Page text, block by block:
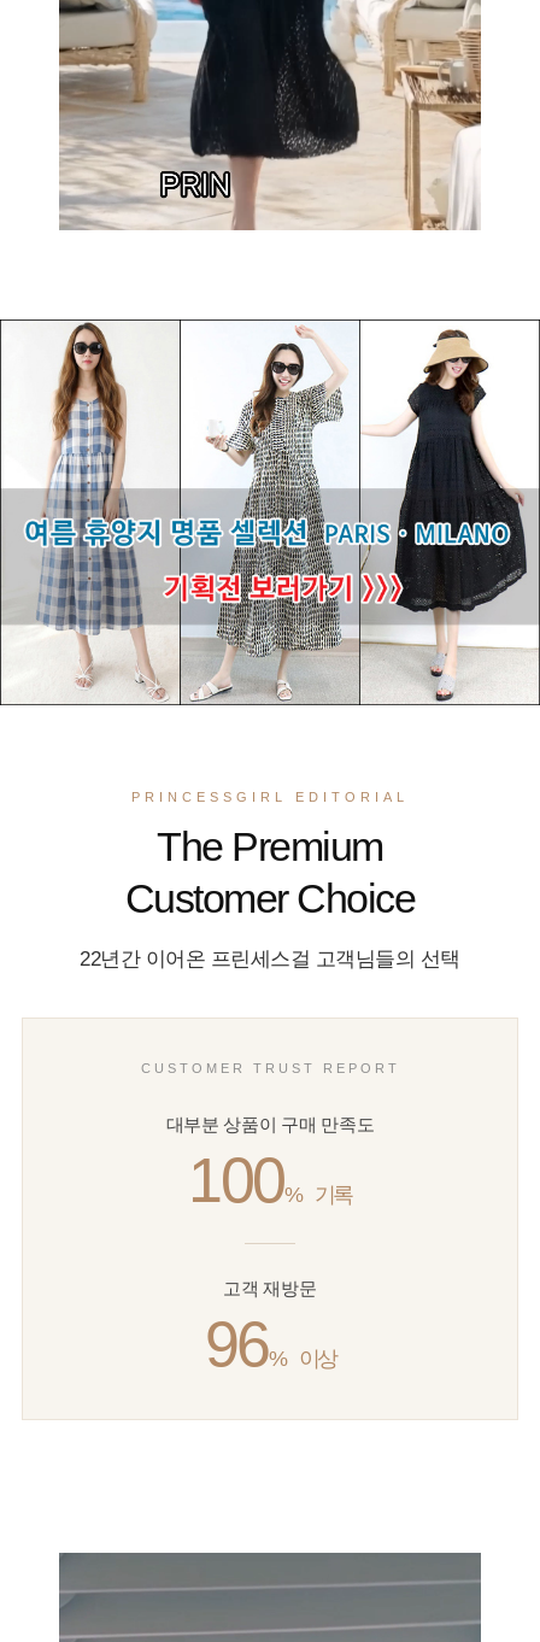
PRINCESSGIRL EDITORIAL
The Premium
Customer Choice
22년간 이어온 프린세스걸 고객님들의 선택
CUSTOMER TRUST REPORT
대부분 상품이 구매 만족도
100% 기록
고객 재방문
96% 이상